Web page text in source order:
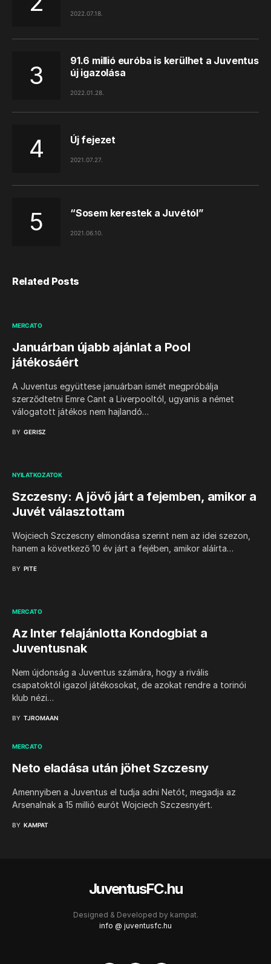
2022.07.18.
91.6 millió euróba is kerülhet a Juventus
új igazolása
2022.01.28.
Új fejezet
2021.07.27.
“Sosem kerestek a Juvétól”
2021.06.10.
Related Posts
MERCATO
Januárban újabb ajánlat a Pool
játékosáért
A Juventus együttese januárban ismét megpróbálja
szerződtetni Emre Cant a Liverpooltól, ugyanis a német
válogatott játékos nem hajlandó…
BY GERISZ
NYILATKOZATOK
Szczesny: A jövő járt a fejemben, amikor a
Juvét választottam
Wojciech Szczescny elmondása szerint nem az idei szezon,
hanem a következő 10 év járt a fejében, amikor aláírta…
BY PITE
MERCATO
Az Inter felajánlotta Kondogbiat a
Juventusnak
Nem újdonság a Juventus számára, hogy a rivális
csapatoktól igazol játékosokat, de azokat rendre a torinói
klub nézi…
BY TJROMAAN
MERCATO
Neto eladása után jöhet Szczesny
Amennyiben a Juventus el tudja adni Netót, megadja az
Arsenalnak a 15 millió eurót Wojciech Szczesnyért.
BY KAMPAT
JuventusFC.hu
Designed & Developed by kampat.
info @ juventusfc.hu